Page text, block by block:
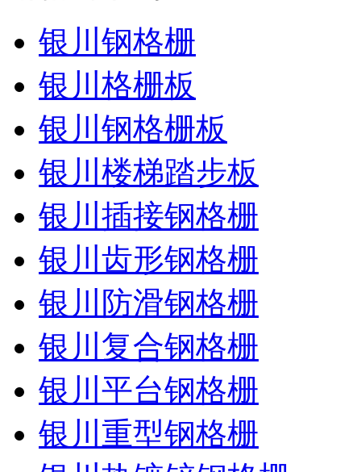
银川钢格栅
银川格栅板
银川钢格栅板
银川楼梯踏步板
银川插接钢格栅
银川齿形钢格栅
银川防滑钢格栅
银川复合钢格栅
银川平台钢格栅
银川重型钢格栅